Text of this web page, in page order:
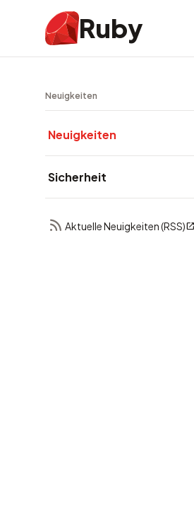
Ruby
Neuigkeiten
Neuigkeiten
Sicherheit
Aktuelle Neuigkeiten (RSS)